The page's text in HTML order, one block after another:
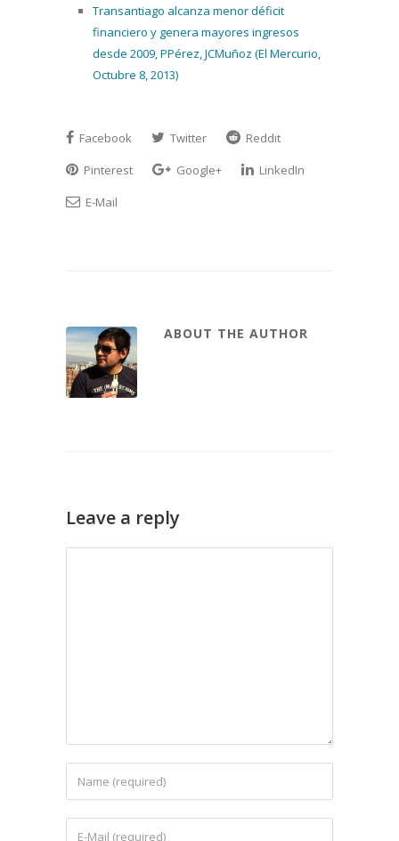
Transantiago alcanza menor déficit
financiero y genera mayores ingresos
desde 2009, PPérez, JCMuñoz (El Mercurio,
Octubre 8, 2013)
Facebook Twitter
Reddit
Pinterest
Google+
LinkedIn
E-Mail
ABOUT THE AUTHOR
Leave a reply